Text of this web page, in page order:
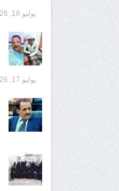
يوليو 18, 2026
يوليو 17, 2026